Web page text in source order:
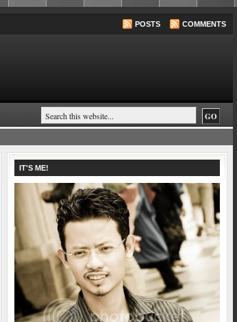
POSTS COMMENTS
IT'S ME!